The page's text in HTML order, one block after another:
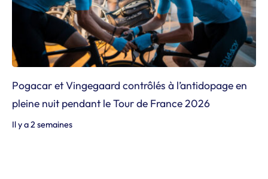
Pogacar et Vingegaard contrôlés à l’antidopage en
pleine nuit pendant le Tour de France 2026
Il y a 2 semaines